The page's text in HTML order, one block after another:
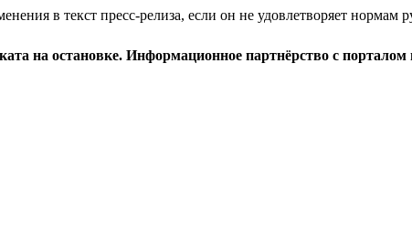
в текст пресс-релиза, если он не удовлетворяет нормам
на остановке. Информационное партнёрство с порталом